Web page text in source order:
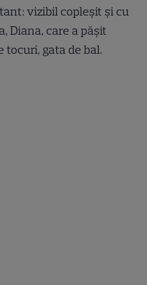
vizibil copleșit și cu
Diana, care a pășit
gata de bal.